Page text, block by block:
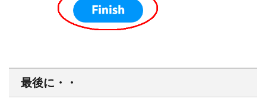
最後に・・